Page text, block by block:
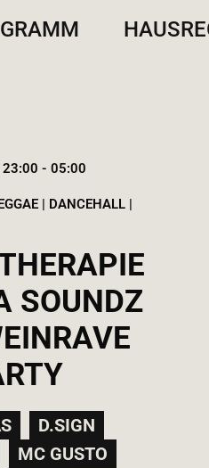
- 05:00
| DANCEHALL |
SOUNDZ
D.SIGN
MC GUSTO